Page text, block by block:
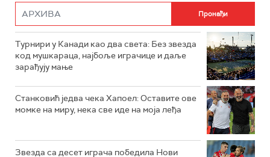
Турнири у Канади као два света: Без звезда
код мушкараца, најбоље играчице и даље
зарађују мање
Станковић једва чека Хапоел: Оставите ове
момке на миру, нека све иде на моја леђа
Звезда са десет играча победила Нови